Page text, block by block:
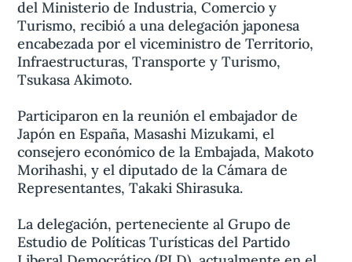
del Ministerio de Industria, Comercio y
Turismo, recibió a una delegación japonesa
encabezada por el viceministro de Territorio,
Infraestructuras, Transporte y Turismo,
Tsukasa Akimoto.
Participaron en la reunión el embajador de
Japón en España, Masashi Mizukami, el
consejero económico de la Embajada, Makoto
Morihashi, y el diputado de la Cámara de
Representantes, Takaki Shirasuka.
La delegación, perteneciente al Grupo de
Estudio de Políticas Turísticas del Partido